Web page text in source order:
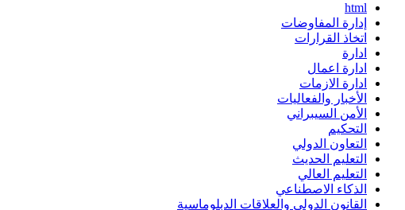
html
إدارة المفاوضات
اتخاذ القرارات
ادارة
ادارة اعمال
ادارة الازمات
الأخبار والفعاليات
الأمن السيبراني
التحكيم
التعاون الدولي
التعليم الحديث
التعليم العالي
الذكاء الاصطناعي
القانون الدولي والعلاقات الدبلوماسية